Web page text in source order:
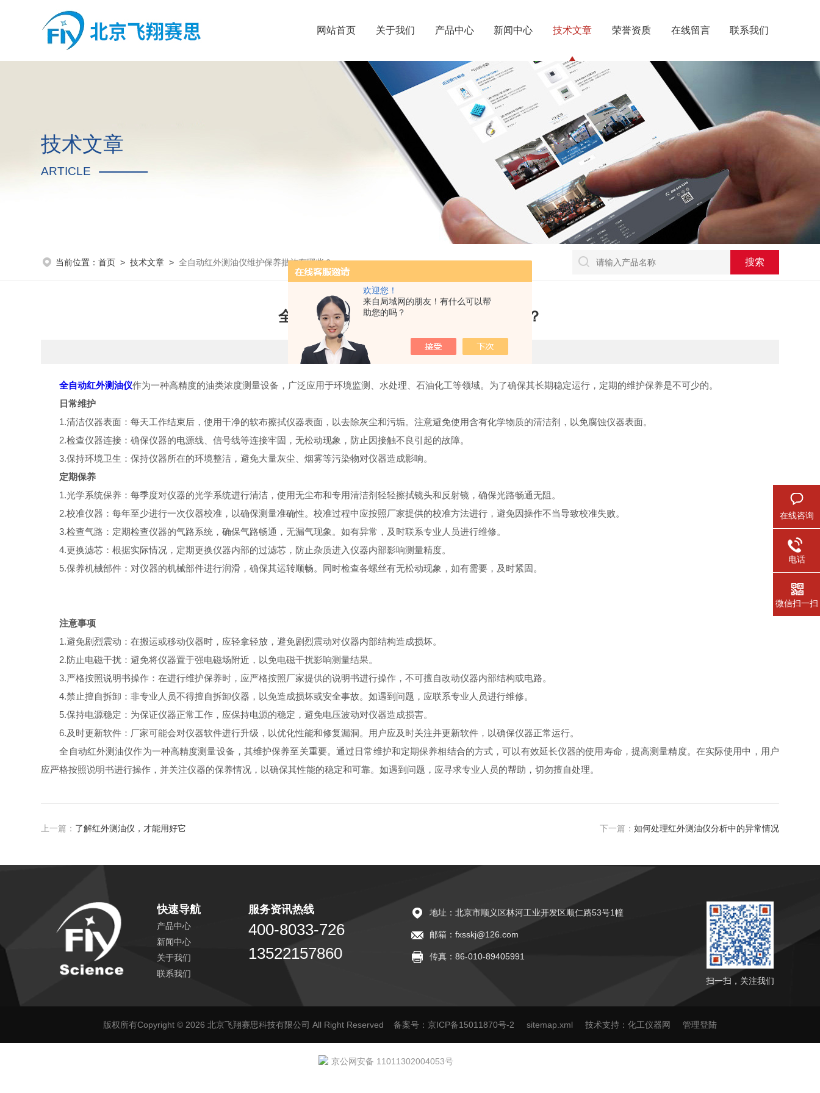
欢迎您！
来自局域网的朋友！有什么可以帮
助您的吗？
网站首页 关于我们 产品中心 新闻中心 技术文章 荣誉资质 在线留言 联系我们
技术文章
ARTICLE
当前位置：首页 >技术文章 >全自动红外测油仪维护保养措施有哪些？
全自动红外测油仪维护保养措施有哪些？
更新时间：2024-01-30 点击次数：2451
全自动红外测油仪作为一种高精度的油类浓度测量设备，广泛应用于环境监测、水处理、石油化工等领域。为了确保其长期稳定运行，定期的维护保养是不可少的。
日常维护
1.清洁仪器表面：每天工作结束后，使用干净的软布擦拭仪器表面，以去除灰尘和污垢。注意避免使用含有化学物质的清洁剂，以免腐蚀仪器表面。
2.检查仪器连接：确保仪器的电源线、信号线等连接牢固，无松动现象，防止因接触不良引起的故障。
3.保持环境卫生：保持仪器所在的环境整洁，避免大量灰尘、烟雾等污染物对仪器造成影响。
定期保养
1.光学系统保养：每季度对仪器的光学系统进行清洁，使用无尘布和专用清洁剂轻轻擦拭镜头和反射镜，确保光路畅通无阻。
2.校准仪器：每年至少进行一次仪器校准，以确保测量准确性。校准过程中应按照厂家提供的校准方法进行，避免因操作不当导致校准失败。
3.检查气路：定期检查仪器的气路系统，确保气路畅通，无漏气现象。如有异常，及时联系专业人员进行维修。
4.更换滤芯：根据实际情况，定期更换仪器内部的过滤芯，防止杂质进入仪器内部影响测量精度。
5.保养机械部件：对仪器的机械部件进行润滑，确保其运转顺畅。同时检查各螺丝有无松动现象，如有需要，及时紧固。
注意事项
1.避免剧烈震动：在搬运或移动仪器时，应轻拿轻放，避免剧烈震动对仪器内部结构造成损坏。
2.防止电磁干扰：避免将仪器置于强电磁场附近，以免电磁干扰影响测量结果。
3.严格按照说明书操作：在进行维护保养时，应严格按照厂家提供的说明书进行操作，不可擅自改动仪器内部结构或电路。
4.禁止擅自拆卸：非专业人员不得擅自拆卸仪器，以免造成损坏或安全事故。如遇到问题，应联系专业人员进行维修。
5.保持电源稳定：为保证仪器正常工作，应保持电源的稳定，避免电压波动对仪器造成损害。
6.及时更新软件：厂家可能会对仪器软件进行升级，以优化性能和修复漏洞。用户应及时关注并更新软件，以确保仪器正常运行。
全自动红外测油仪作为一种高精度测量设备，其维护保养至关重要。通过日常维护和定期保养相结合的方式，可以有效延长仪器的使用寿命，提高测量精度。在实际使用中，用户
应严格按照说明书进行操作，并关注仪器的保养情况，以确保其性能的稳定和可靠。如遇到问题，应寻求专业人员的帮助，切勿擅自处理。
上一篇： 了解红外测油仪，才能用好它 下一篇： 如何处理红外测油仪分析中的异常情况
快速导航
产品中心
新闻中心
关于我们
联系我们
服务资讯热线
400-8033-726
13522157860
地址：北京市顺义区林河工业开发区顺仁路53号1幢
邮箱：fxsskj@126.com
传真：86-010-89405991
扫一扫，关注我们
版权所有Copyright © 2026 北京飞翔赛思科技有限公司 All Right Reserved 备案号：京ICP备15011870号-2 sitemap.xml 技术支持： 化工仪器网 管理登陆
在线咨询
电话
微信扫一扫
京公网安备 11011302004053号